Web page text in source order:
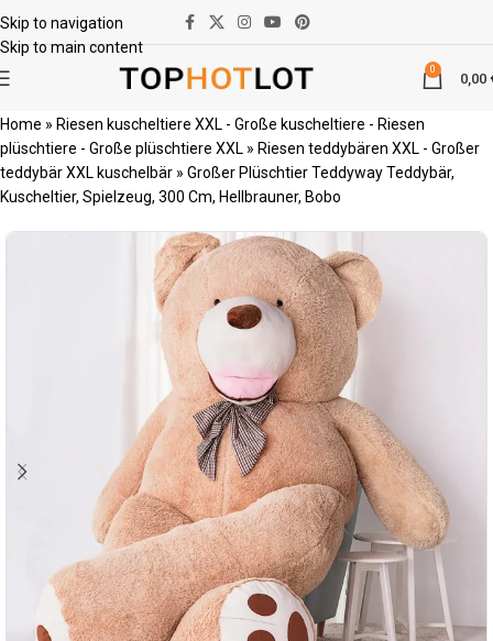
Skip to navigation
Skip to main content
0
0,00
Home » Riesen kuscheltiere XXL - Große kuscheltiere - Riesen
plüschtiere - Große plüschtiere XXL » Riesen teddybären XXL - Großer
teddybär XXL kuschelbär » Großer Plüschtier Teddyway Teddybär,
Kuscheltier, Spielzeug, 300 Cm, Hellbrauner, Bobo